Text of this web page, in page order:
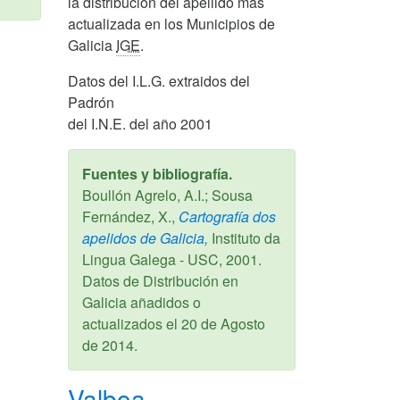
actualizada en los Municipios de
Galicia IGE.
Datos del I.L.G. extraidos del
Padrón
del I.N.E. del año 2001
Fuentes y bibliografía.
Boullón Agrelo, A.I.; Sousa
Fernández, X., Cartografía dos
apelidos de Galicia, Instituto da
Lingua Galega - USC, 2001.
Datos de Distribución en
Galicia añadidos o
actualizados el 20 de Agosto
de 2014.